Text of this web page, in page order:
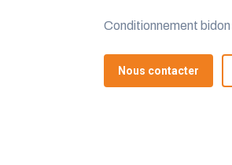
Conditionnement
Nous contacter